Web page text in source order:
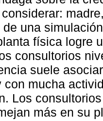
de una
física logre
consultorios
suele
con mucha
Los
más en su